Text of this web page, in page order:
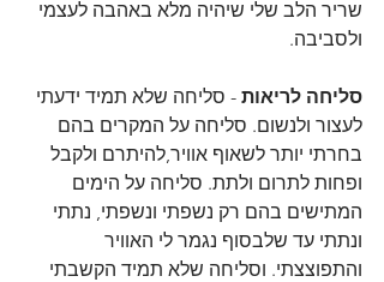
שריר הלב שלי שיהיה מלא באהבה לעצמי
ולסביבה.
סליחה לריאות - סליחה שלא תמיד ידעתי
לעצור ולנשום. סליחה על המקרים בהם
בחרתי יותר לשאוף אוויר,להיתרם ולקבל
ופחות לתרום ולתת. סליחה על הימים
המתישים בהם רק נשפתי ונשפתי, נתתי
ונתתי עד שלבסוף נגמר לי האוויר
והתפוצצתי. וסליחה שלא תמיד הקשבתי